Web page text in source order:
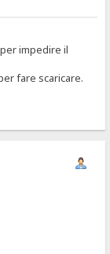
impedire il
fare scaricare.